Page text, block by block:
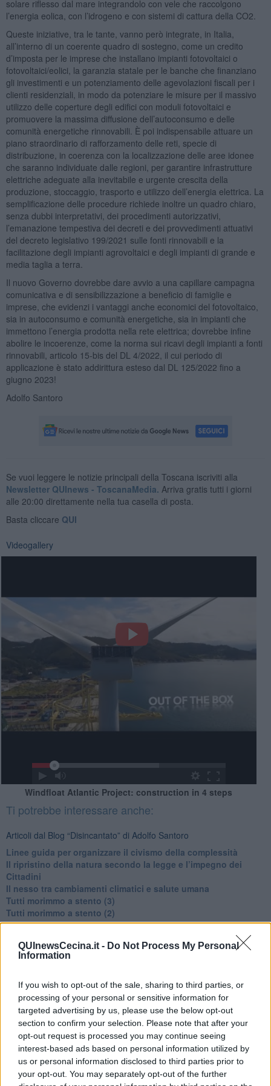
QUInewsCecina.it - Do Not Process My Personal
Information
If you wish to opt-out of the sale, sharing to third parties, or
processing of your personal or sensitive information for
targeted advertising by us, please use the below opt-out
section to confirm your selection. Please note that after your
opt-out request is processed you may continue seeing
interest-based ads based on personal information utilized by
us or personal information disclosed to third parties prior to
your opt-out. You may separately opt-out of the further
solare riflesso dal mare integrandolo con vele che raccolgono
l’energia eolica, con l’idrogeno e con sistemi di cattura della CO2.
Queste iniziative, tra le tante, vanno però integrate, in Italia,
all’interno di un coerente quadro di sostegno, come un credito
d’imposta per le imprese che installano impianti fotovoltaici o
fotovoltaici/eolici, la garanzia statale per le banche che finanziano
gli investimenti e un potenziamento delle agevolazioni fiscali per i
clienti residenziali, in modo da potenziare le misure per il massivo
utilizzo delle coperture degli edifici con moduli fotovoltaici e
promuovere la massima diffusione dell’autoconsumo e delle
comunità energetiche rinnovabili. È poi indispensabile attuare un
piano straordinario di rafforzamento delle reti, specie di
distribuzione, in coerenza con la localizzazione delle aree idonee
che saranno individuate dalle regioni, per garantire infrastrutture
elettriche adeguate alla inevitabile e urgente crescita della
produzione, stoccaggio, trasporto e utilizzo dell’energia elettrica. La
semplificazione delle procedure richiede inoltre un quadro chiaro,
senza dubbi interpretativi, dei procedimenti autorizzativi,
l’emanazione tempestiva dei decreti e dei provvedimenti attuativi
del decreto legislativo 199/2021 sulle fonti rinnovabili e la
facilitazione degli impianti agrovoltaici e degli impianti di grande e
media taglia a terra.
Il nuovo Governo dovrebbe dare avvio a una capillare campagna
comunicativa e di sensibilizzazione a beneficio di famiglie e
imprese, che evidenzi i vantaggi anche economici del fotovoltaico,
sia in autoconsumo e comunità energetiche, sia in impianti che
immettono l’energia prodotta nella rete elettrica; dovrebbe infine
abolire le incoerenze, come la norma sui ricavi degli impianti a fonti
rinnovabili, articolo 15-bis del DL 4/2022, il cui periodo di
applicazione è stato addirittura esteso dal DL 125/2022 fino a
giugno 2023!
Adolfo Santoro
Se vuoi leggere le notizie principali della Toscana iscriviti alla
Newsletter QUInews - ToscanaMedia. Arriva gratis tutti i giorni
alle 20:00 direttamente nella tua casella di posta.
Basta cliccare QUI
Videogallery
Windfloat Atlantic Project: construction in 4 steps
Ti potrebbe interessare anche:
Articoli dal Blog “Disincantato” di Adolfo Santoro
​Linee guida per organizzare il civismo della complessità
​Il ripristino della natura secondo la legge e l’impegno dei
Cittadini
Il nesso tra cambiamenti climatici e salute umana
Tutti morimmo a stento (3)
Tutti morimmo a stento (2)
​Tutti morimmo a stento (1)
Un manuale essenziale per seguire il CORRIDOIO BLU
Il corridoio blu
​I costi dell’adeguamento al cold ironing
Alcune domande da esordiente agli esperti che decidono le
sorti dell’Elba
Verso il full electric a gestione pubblica dei traghetti​
​La Scienza dei Cittadini e i Cittadini per l’Aria
Trump e le sue guerre contro i deboli e contro la terra
​Le furbate elettorali della Meloni e la testardaggine
dell’opposizione
​Date loro l’Oscar al posto del Nobel per la Pace